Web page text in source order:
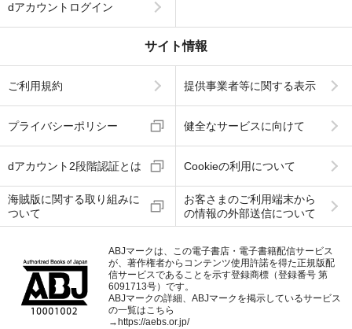
dアカウントログイン
サイト情報
ご利用規約 提供事業者等に関する表示
プライバシーポリシー 健全なサービスに向けて
dアカウント2段階認証とは Cookieの利用について
海賊版に関する取り組みに
ついて
お客さまのご利用端末から
の情報の外部送信について
ABJマークは、この電子書店・電子書籍配信サービス
が、著作権者からコンテンツ使用許諾を得た正規版配
信サービスであることを示す登録商標（登録番号 第
6091713号）です。
ABJマークの詳細、ABJマークを掲示しているサービス
の一覧はこちら
→ https://aebs.or.jp/